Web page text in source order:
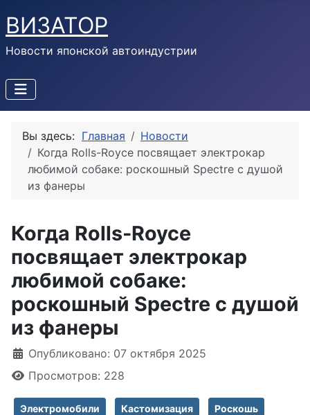
ВИЗАТОР
Новости японской автоиндустрии
Вы здесь: Главная
Новости
Когда Rolls-Royce посвящает электрокар
любимой собаке: роскошный Spectre с душой
из фанеры
Когда Rolls-Royce
посвящает электрокар
любимой собаке:
роскошный Spectre с душой
из фанеры
Информация о материале
Опубликовано: 07 октября 2025
Просмотров: 228
Электромобили Кастомизация Роскошь